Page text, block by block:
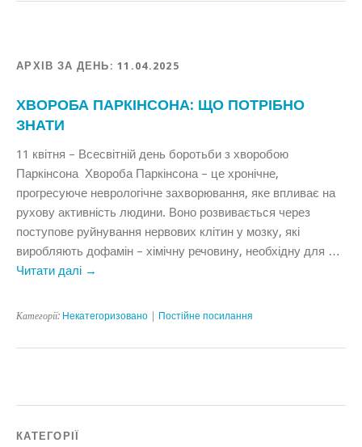
АРХІВ ЗА ДЕНЬ:11.04.2025
ХВОРОБА ПАРКІНСОНА: ЩО ПОТРІБНО
ЗНАТИ
11 квітня – Всесвітній день боротьби з хворобою
Паркінсона Хвороба Паркінсона – це хронічне,
прогресуюче неврологічне захворювання, яке впливає на
рухову активність людини. Воно розвивається через
поступове руйнування нервових клітин у мозку, які
виробляють дофамін – хімічну речовину, необхідну для …
Читати далі →
Категорії: Некатегоризовано Постійне посилання
КАТЕГОРІЇ